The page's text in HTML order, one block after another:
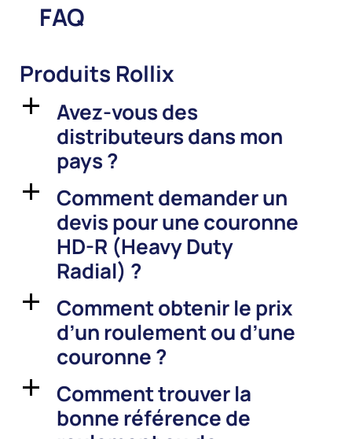
FAQ
Produits Rollix
a
Avez-vous des
distributeurs dans mon
pays ?
a
Comment demander un
devis pour une couronne
HD-R (Heavy Duty
Radial) ?
a
Comment obtenir le prix
d’un roulement ou d’une
couronne ?
a
Comment trouver la
bonne référence de